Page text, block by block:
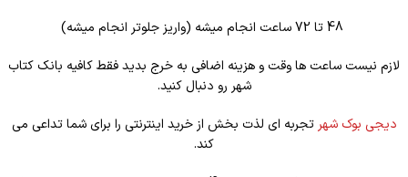
لازم نیست ساعت ها وقت و هزینه اضافی به خرج بدید فقط کافیه بانک کتاب
شهر رو دنبال کنید.
دیجی بوک شهر تجربه ای لذت بخش از خرید اینترنتی را برای شما تداعی می
کند.